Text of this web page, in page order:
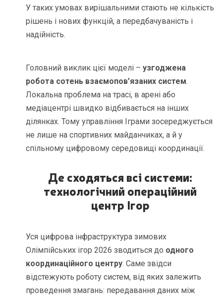
У таких умовах вирішальними стають не кількість
рішень і нових функцій, а передбачуваність і
надійність.
Головний виклик цієї моделі –узгоджена
робота сотень взаємопов’язаних систем.
Локальна проблема на трасі, в арені або
медіацентрі швидко відбивається на інших
ділянках. Тому управління Іграми зосереджується
не лише на спортивних майданчиках, а й у
спільному цифровому середовищі координації.
Де сходяться всі системи:
технологічний операційний
центр Ігор
Уся цифрова інфраструктура зимових
Олімпійських ігор 2026 зводиться до одного
координаційного центру. Саме звідси
відстежують роботу систем, від яких залежить
проведення змагань: передавання даних між